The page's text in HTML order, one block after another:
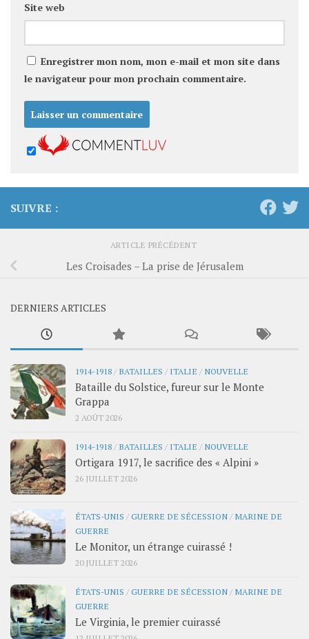
Site web
Enregistrer mon nom, mon e-mail et mon site dans
le navigateur pour mon prochain commentaire.
SUIVRE :
ARTICLE PRÉCÉDENT
Les Croisades – La prise de Jérusalem
DERNIERS ARTICLES
1914-1918/ BATAILLES / ITALIE / NOUVELLE
Bataille du Solstice, fureur sur le Monte
Grappa
2 AOÛT 2026
1914-1918/ BATAILLES / ITALIE / NOUVELLE
Ortigara 1917, le sacrifice des « Alpini »
26 JUILLET 2026
ÉTATS-UNIS /GUERRE DE SÉCESSION/ MARINE DE
GUERRE
Le Monitor, un étrange cuirassé !
20 JUILLET 2026
ÉTATS-UNIS /GUERRE DE SÉCESSION/ MARINE DE
GUERRE
Le Virginia, le premier cuirassé